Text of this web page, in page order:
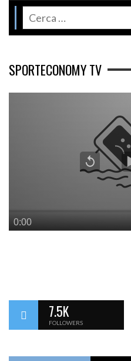
SPORTECONOMY TV
7.5K
FOLLOWERS